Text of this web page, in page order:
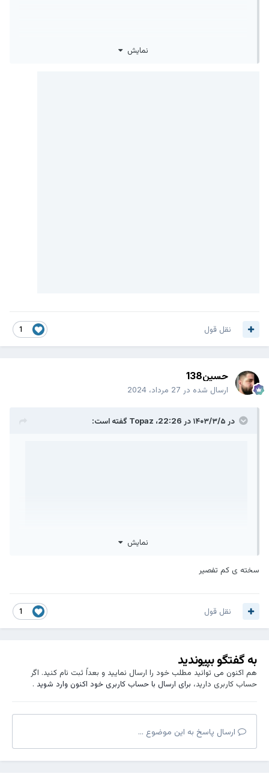
نمایش
نقل قول
حسین138
ارسال شده در 27 مرداد، 2024
در ۱۴۰۳/۳/۵ در 22:26، Topazگفته است:
نمایش
سخته ی کم تفصیر
نقل قول
به گفتگو بپیوندید
هم اکنون می توانید مطلب خود را ارسال نمایید و بعداً ثبت نام کنید. اگر
حساب کاربری دارید، برای ارسال با حساب کاربری خود اکنون وارد شوید.
ارسال پاسخ به این موضوع ...